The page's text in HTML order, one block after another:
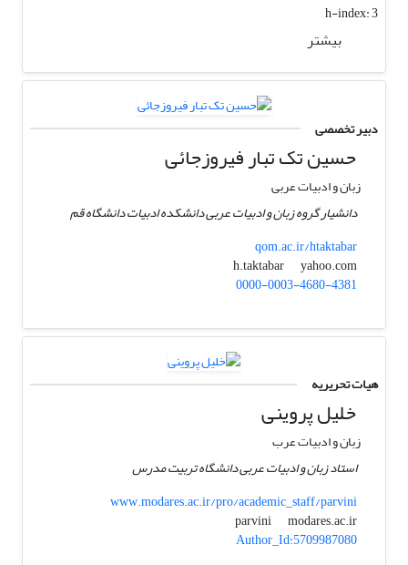
h-index:3
بیشتر
دبیر تخصصی
حسین تک تبار فیروزجائی
زبان و ادبیات عربی
دانشیار گروه زبان و ادبیات عربی دانشکده ادبیات دانشگاه قم
qom.ac.ir/htaktabar
h.taktabar
yahoo.com
0000-0003-4680-4381
هیات تحریریه
خلیل پروینی
زبان و ادبیات عرب
استاد زبان و ادبیات عربی دانشگاه تربیت مدرس
www.modares.ac.ir/pro/academic_staff/parvini
parvini
modares.ac.ir
Author_Id:5709987080